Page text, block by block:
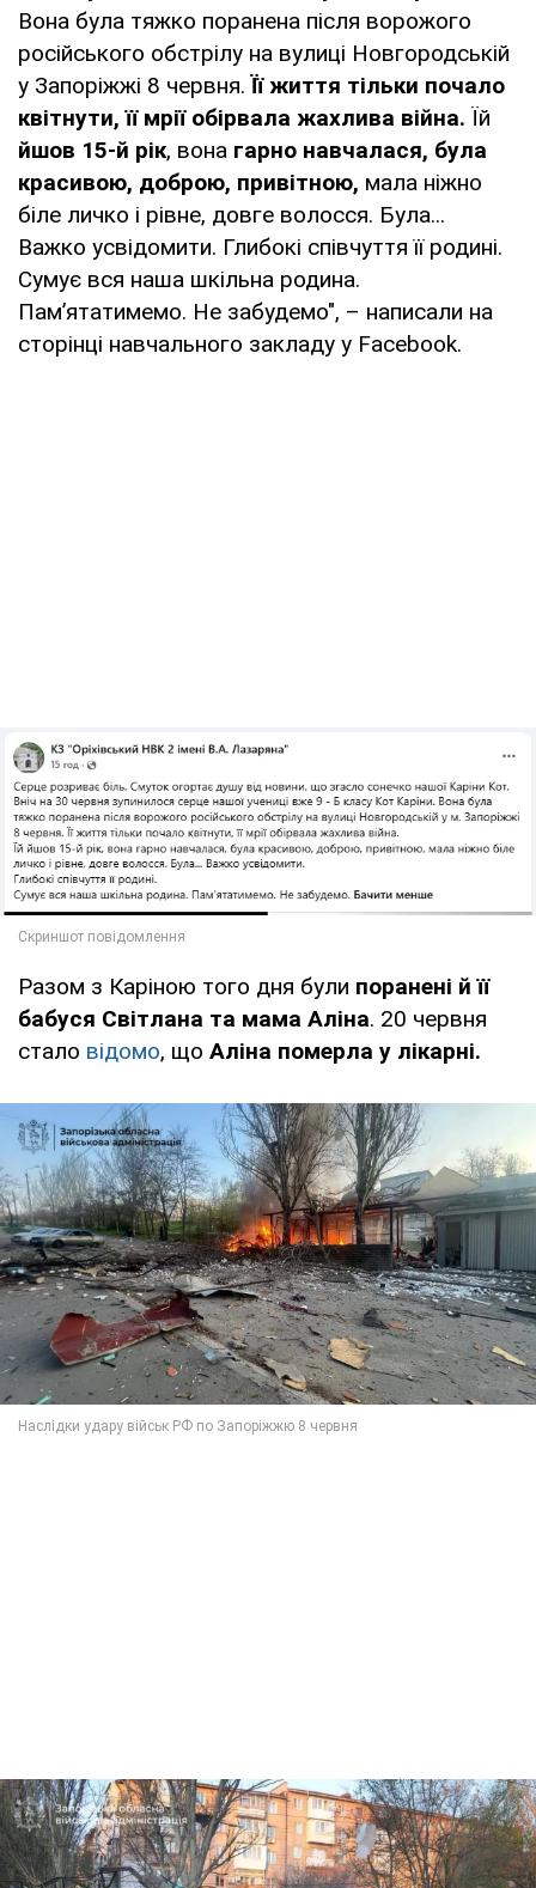
Вона була тяжко поранена після ворожого
російського обстрілу на вулиці Новгородській
у Запоріжжі 8 червня. Її життя тільки почало
квітнути, її мрії обірвала жахлива війна. Їй
йшов 15-й рік, вона гарно навчалася, була
красивою, доброю, привітною, мала ніжно
біле личко і рівне, довге волосся. Була...
Важко усвідомити. Глибокі співчуття її родині.
Сумує вся наша шкільна родина.
Памʼятатимемо. Не забудемо", – написали на
сторінці навчального закладу у Facebook.
Разом з Каріною того дня були поранені й її
бабуся Світлана та мама Аліна. 20 червня
стало відомо, що Аліна померла у лікарні.